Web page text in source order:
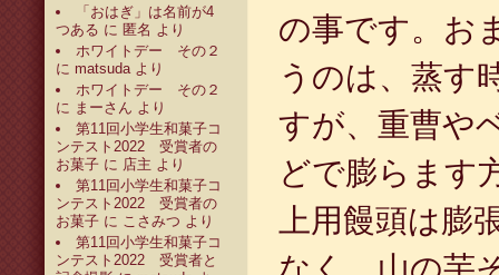
「おはぎ」は名前が4
つある に 匿名 より
ホワイトデー その２
に matsudaより
ホワイトデー その２
に まーさん より
第11回小学生和菓子コ
ンテスト2022 受賞者の
お菓子 に 店主 より
第11回小学生和菓子コ
ンテスト2022 受賞者の
お菓子 に こさみつ より
第11回小学生和菓子コ
ンテスト2022 受賞者と
の事です。お
うのは、蒸す
すが、重曹や
どで膨らます
上用饅頭は膨